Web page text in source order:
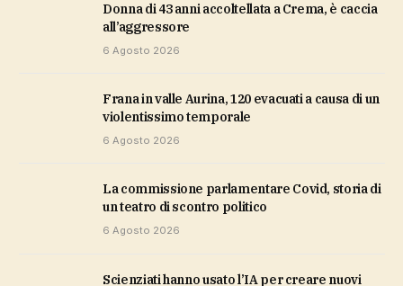
Donna di 43 anni accoltellata a Crema, è caccia
all’aggressore
6 Agosto 2026
Frana in valle Aurina, 120 evacuati a causa di un
violentissimo temporale
6 Agosto 2026
La commissione parlamentare Covid, storia di
un teatro di scontro politico
6 Agosto 2026
Scienziati hanno usato l’IA per creare nuovi